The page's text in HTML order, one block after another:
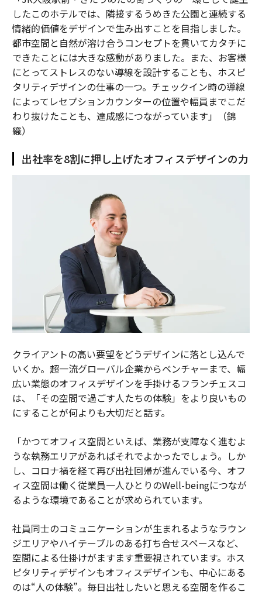
したこのホテルでは、隣接するうめきた公園と連続する
情緒的価値をデザインで生み出すことを目指しました。
都市空間と自然が溶け合うコンセプトを貫いてカタチに
できたことには大きな感動がありました。また、お客様
にとってストレスのない導線を設計することも、ホスピ
タリティデザインの仕事の一つ。チェックイン時の導線
によってレセプションカウンターの位置や幅員までこだ
わり抜けたことも、達成感につながっています」（錦
織）
出社率を8割に押し上げたオフィスデザインの力
クライアントの高い要望をどうデザインに落とし込んで
いくか。超一流グローバル企業からベンチャーまで、幅
広い業態のオフィスデザインを手掛けるフランチェスコ
は、「その空間で過ごす人たちの体験」をより良いもの
にすることが何よりも大切だと話す。
「かつてオフィス空間といえば、業務が支障なく進むよ
うな執務エリアがあればそれでよかったでしょう。しか
し、コロナ禍を経て再び出社回帰が進んでいる今、オフ
ィス空間は働く従業員一人ひとりのWell-beingにつなが
るような環境であることが求められています。
社員同士のコミュニケーションが生まれるようなラウン
ジエリアやハイテーブルのある打ち合せスペースなど、
空間による仕掛けがますます重要視されています。ホス
ピタリティデザインもオフィスデザインも、中心にある
のは“人の体験”。毎日出社したいと思える空間を作るこ